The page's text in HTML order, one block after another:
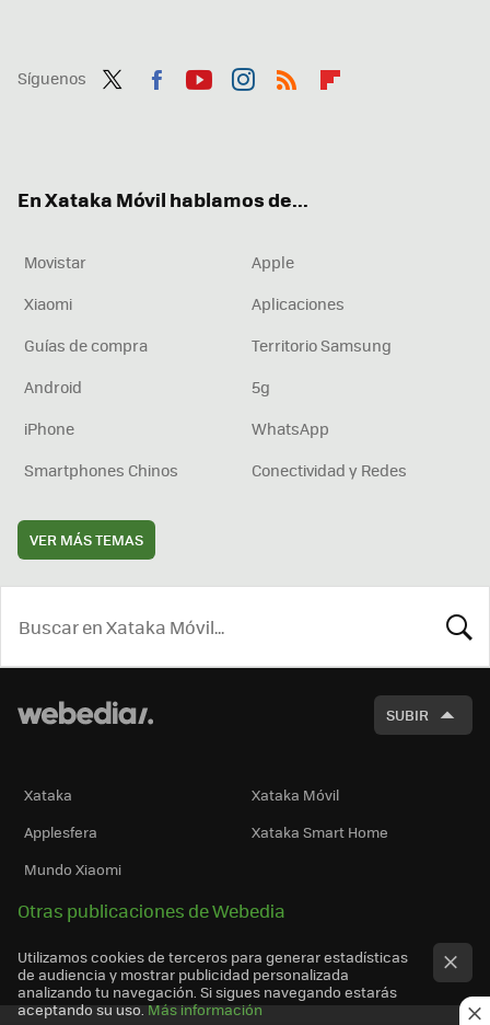
Síguenos
En Xataka Móvil hablamos de...
Movistar
Apple
Xiaomi
Aplicaciones
Guías de compra
Territorio Samsung
Android
5g
iPhone
WhatsApp
Smartphones Chinos
Conectividad y Redes
VER MÁS TEMAS
SUBIR
Xataka
Xataka Móvil
Applesfera
Xataka Smart Home
Mundo Xiaomi
Otras publicaciones de Webedia
Utilizamos cookies de terceros para generar estadísticas
de audiencia y mostrar publicidad personalizada
analizando tu navegación. Si sigues navegando estarás
aceptando su uso. Más información